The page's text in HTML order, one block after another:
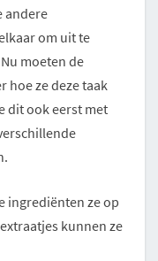
andere
om uit te
moeten de
hoe ze deze taak
dit ook eerst met
ingrediënten ze op
kunnen ze